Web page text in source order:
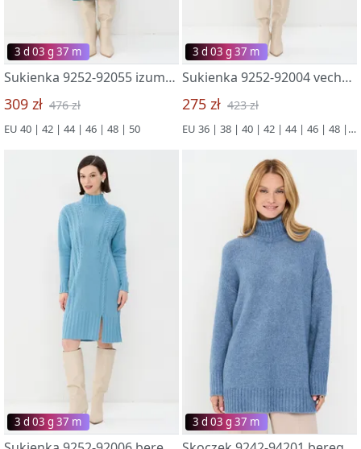
3 d 03 g 37 m
Sukienka 9252-92055 izumrud/m.bezdna/t.sin/bel
309 zł 476 zł
EU 40 | 42 | 44 | 46 | 48 | 50
3 d 03 g 37 m
Sukienka 9252-92004 vechernij inej/grozovoe nebo/zimnee utro
275 zł 423 zł
EU 36 | 38 | 40 | 42 | 44 | 46 | 48 | 50
3 d 03 g 37 m 3 d 03 g 37 m